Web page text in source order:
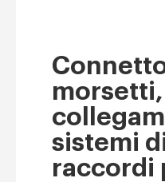
sistemi
raccordi